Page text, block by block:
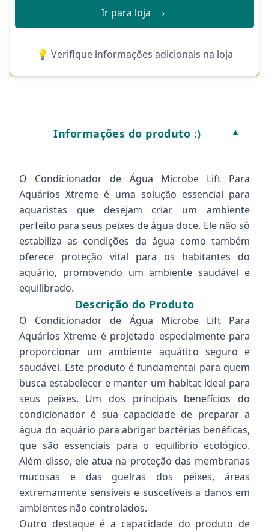
Ir para loja →
💡 Verifique informações adicionais na loja
Informações do produto :) ▼
O Condicionador de Água Microbe Lift Para
Aquários Xtreme é uma solução essencial para
aquaristas que desejam criar um ambiente
perfeito para seus peixes de água doce. Ele não só
estabiliza as condições da água como também
oferece proteção vital para os habitantes do
aquário, promovendo um ambiente saudável e
equilibrado.
Descrição do Produto
O Condicionador de Água Microbe Lift Para
Aquários Xtreme é projetado especialmente para
proporcionar um ambiente aquático seguro e
saudável. Este produto é fundamental para quem
busca estabelecer e manter um habitat ideal para
seus peixes. Um dos principais benefícios do
condicionador é sua capacidade de preparar a
água do aquário para abrigar bactérias benéficas,
que são essenciais para o equilíbrio ecológico.
Além disso, ele atua na proteção das membranas
mucosas e das guelras dos peixes, áreas
extremamente sensíveis e suscetíveis a danos em
ambientes não controlados.
Outro destaque é a capacidade do produto de